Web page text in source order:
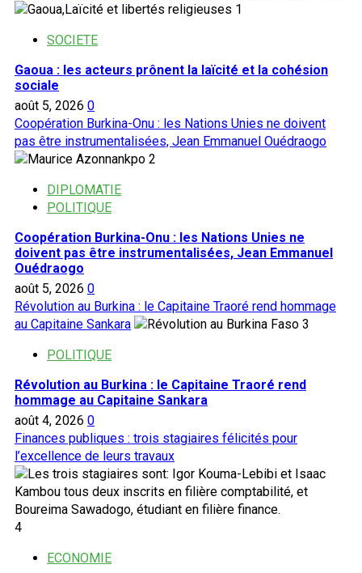
1
SOCIETE
Gaoua : les acteurs prônent la laïcité et la cohésion
sociale
août 5, 2026 0
Coopération Burkina-Onu : les Nations Unies ne doivent
pas être instrumentalisées, Jean Emmanuel Ouédraogo
2
DIPLOMATIE
POLITIQUE
Coopération Burkina-Onu : les Nations Unies ne
doivent pas être instrumentalisées, Jean Emmanuel
Ouédraogo
août 5, 2026 0
Révolution au Burkina : le Capitaine Traoré rend hommage
au Capitaine Sankara
3
POLITIQUE
Révolution au Burkina : le Capitaine Traoré rend
hommage au Capitaine Sankara
août 4, 2026 0
Finances publiques : trois stagiaires félicités pour
l’excellence de leurs travaux
4
ECONOMIE